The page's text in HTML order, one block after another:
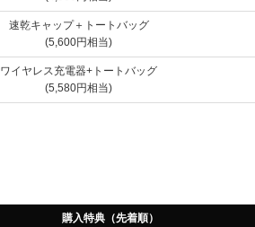
速乾キャップ＋トートバッグ
(5,600円相当)
ワイヤレス充電器+トートバッグ
(5,580円相当)
購入特典（先着順）